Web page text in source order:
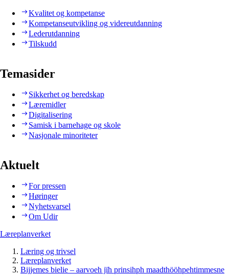
Kvalitet og kompetanse
Kompetanseutvikling og videreutdanning
Lederutdanning
Tilskudd
Temasider
Sikkerhet og beredskap
Læremidler
Digitalisering
Samisk i barnehage og skole
Nasjonale minoriteter
Aktuelt
For pressen
Høringer
Nyhetsvarsel
Om Udir
Læreplanverket
Læring og trivsel
Læreplanverket
Bijjemes bielie – aarvoeh jïh prinsihph maadthööhpehtimmesne